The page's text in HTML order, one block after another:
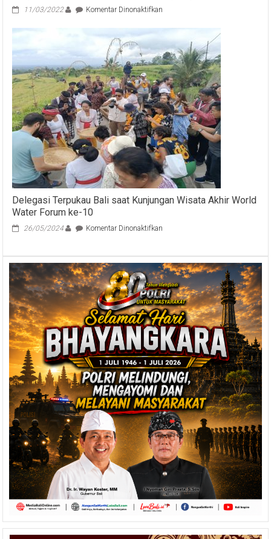
11/03/2022 Komentar Dinonaktifkan
Jalan
Tol
Gilimanuk
–
Mengwi
Dimulai,
Bupati
Jembrana,
Tabanan
dan
Sekda
Badung
Kompak
Ucapkan
Terimakasih
Gubernur
Delegasi Terpukau Bali saat Kunjungan Wisata Akhir World
Water Forum ke-10
26/05/2024 Komentar Dinonaktifkan
saat
Kunjungan
Wisata
Akhir
World
Water
Forum
ke-
10